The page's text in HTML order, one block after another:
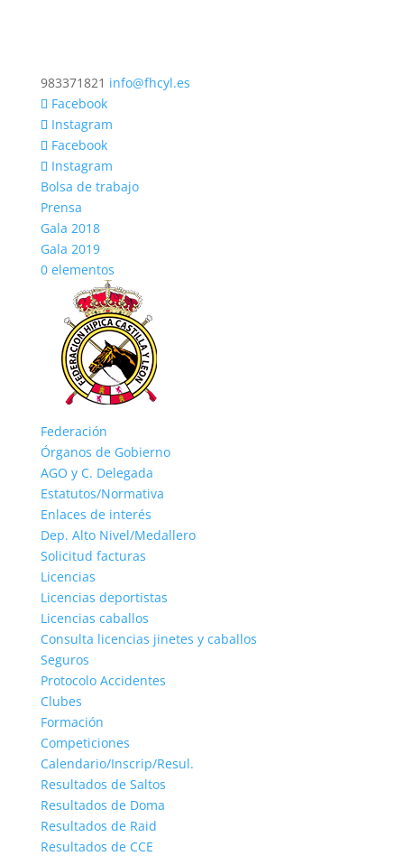
983371821 info@fhcyl.es
Facebook
Instagram
Facebook
Instagram
Bolsa de trabajo
Prensa
Gala 2018
Gala 2019
0 elementos
Federación
Órganos de Gobierno
AGO y C. Delegada
Estatutos/Normativa
Enlaces de interés
Dep. Alto Nivel/Medallero
Solicitud facturas
Licencias
Licencias deportistas
Licencias caballos
Consulta licencias jinetes y caballos
Seguros
Protocolo Accidentes
Clubes
Formación
Competiciones
Calendario/Inscrip/Resul.
Resultados de Saltos
Resultados de Doma
Resultados de Raid
Resultados de CCE